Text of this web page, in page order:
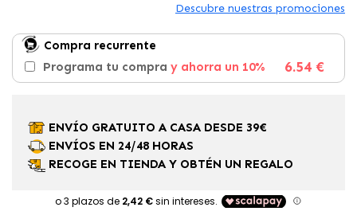
Descubre nuestras promociones
Compra recurrente
Programa tu compra y ahorra un 10% 6.54 €
ENVÍO GRATUITO A CASA DESDE 39€
ENVÍOS EN 24/48 HORAS
RECOGE EN TIENDA Y OBTÉN UN REGALO